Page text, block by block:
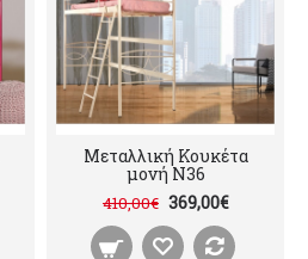
Μεταλλική Κουκέτα
μονή Ν36
410,00€ 369,00€